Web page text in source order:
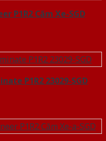
P1R2 Căm Xe-SGD
P1R2 23029-SGD